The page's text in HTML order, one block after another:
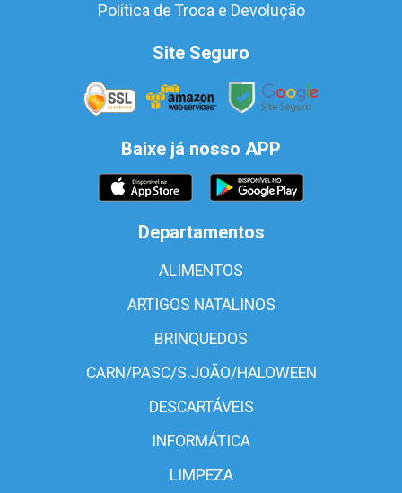
Política de Troca e Devolução
Site Seguro
Baixe já nosso APP
Departamentos
ALIMENTOS
ARTIGOS NATALINOS
BRINQUEDOS
CARN/PASC/S.JOÃO/HALOWEEN
DESCARTÁVEIS
INFORMÁTICA
LIMPEZA